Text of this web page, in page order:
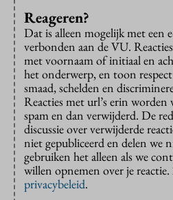
Reageren?
Dat is alleen mogelijk met een
verbonden aan de VU.
met voornaam of initiaal en
het onderwerp, en toon
smaad, schelden en
Reacties met url’s erin worden
spam en dan verwijderd. De
discussie over verwijderde
niet gepubliceerd en delen we
gebruiken het alleen als we
willen opnemen over je
privacybeleid.